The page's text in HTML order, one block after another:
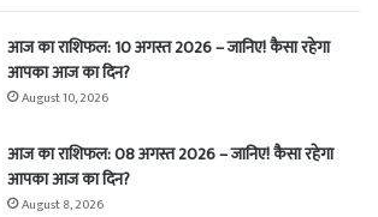
आज का राशिफल: 10 अगस्त 2026 – जानिए! कैसा रहेगा
आपका आज का दिन?
August 10, 2026
आज का राशिफल: 08 अगस्त 2026 – जानिए! कैसा रहेगा
आपका आज का दिन?
August 8, 2026